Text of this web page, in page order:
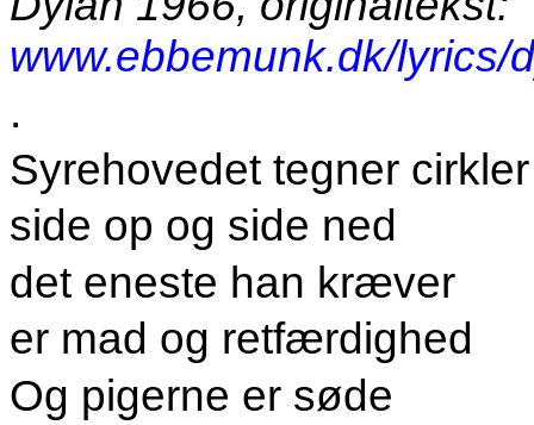
www.ebbemunk.dk/lyrics/
.
Syrehovedet tegner cirkler
side op og side ned
det eneste han kræver
er mad og retfærdighed
Og pigerne er søde